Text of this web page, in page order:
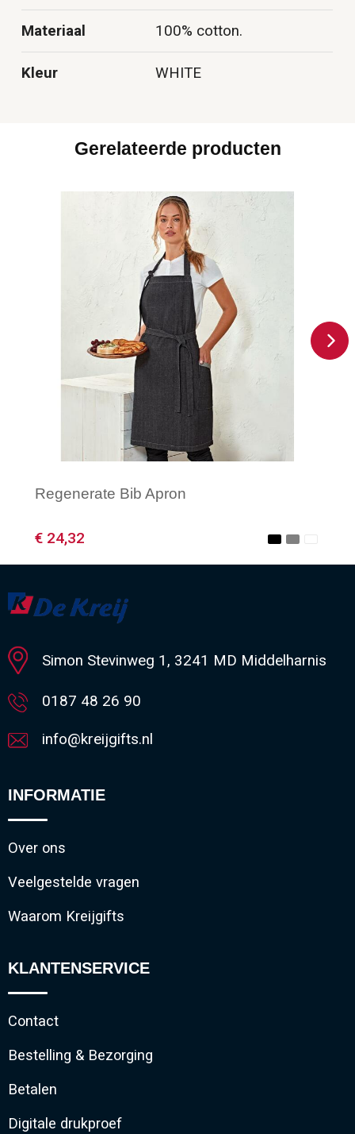
Materiaal 100% cotton.
Kleur WHITE
Gerelateerde producten
Regenerate Bib Apron
€ 24,32
Minimale afname: 1
Simon Stevinweg 1, 3241 MD Middelharnis
0187 48 26 90
info@kreijgifts.nl
INFORMATIE
Over ons
Veelgestelde vragen
Waarom Kreijgifts
KLANTENSERVICE
Contact
Bestelling & Bezorging
Betalen
Digitale drukproef